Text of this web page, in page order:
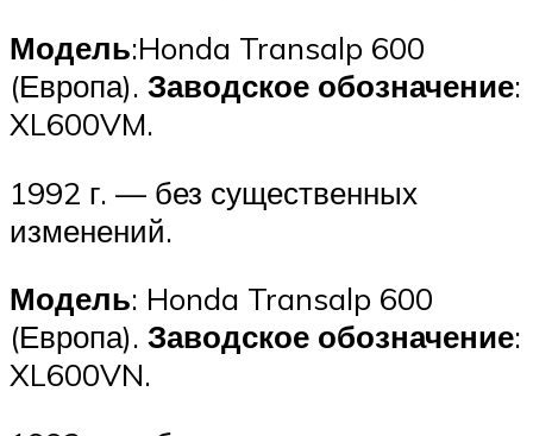
Модель:Honda Transalp 600
(Европа). Заводское обозначение:
XL600VM.
1992 г. — без существенных
изменений.
Модель: Honda Transalp 600
(Европа). Заводское обозначение:
XL600VN.